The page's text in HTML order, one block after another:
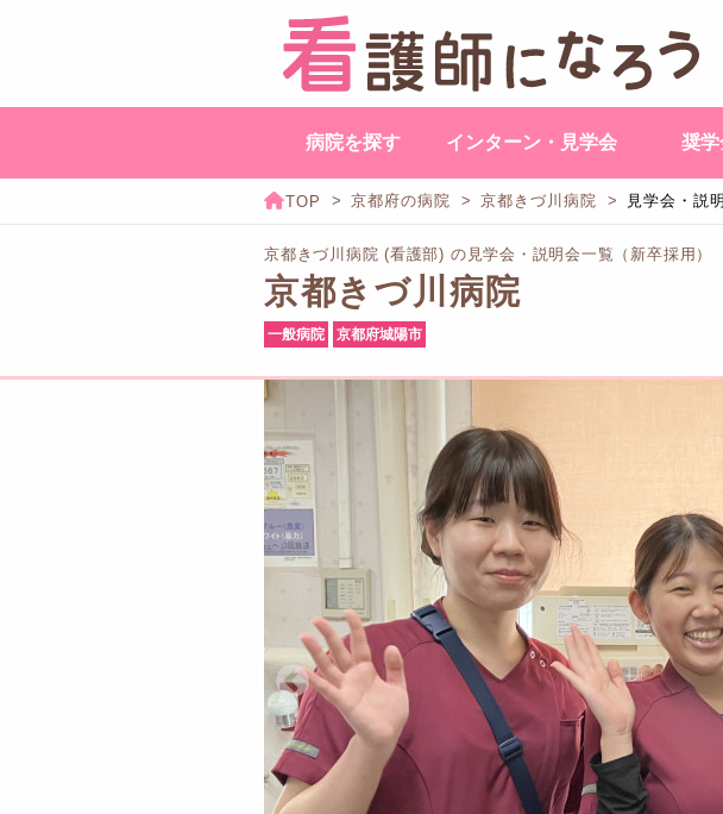
病院を探す インターン・見学会 奨学
京都府の病院 京都きづ川病院 見学会・説
京都きづ川病院 (看護部) の見学会・説明会一覧（新卒採用）
京都きづ川病院
一般病院 京都府城陽市